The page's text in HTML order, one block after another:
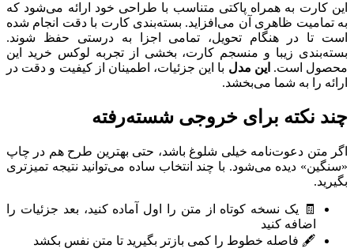
این کارت به همراه پاکتی متناسب با طراحی خود ارائه می‌شود که
به تمامیت ظاهری آن می‌افزاید. بسته‌بندی کارت با دقت انجام شده
است تا در هنگام تحویل، تمامی اجزا به درستی حفظ شوند.
بسته‌بندی زیبا و منسجم کارت، بخشی از تجربه لوکس خرید این
محصول است. این مدل با این جزئیات، اطمینان از کیفیت و دقت در
ارائه را به شما می‌بخشد.
چند نکته برای خروجی شسته‌رفته
اگر متن دعوت‌نامه خیلی شلوغ باشد، حتی بهترین طرح هم در چاپ
«سنگین» دیده می‌شود. با چند انتخاب ساده می‌توانید نتیجه تمیزتری
بگیرید.
🧾 یک نسخه کوتاه از متن را اول آماده کنید، بعد جزئیات را
اضافه کنید
🖋️ فاصله خطوط را کمی بازتر بگیرید تا متن نفس بکشد